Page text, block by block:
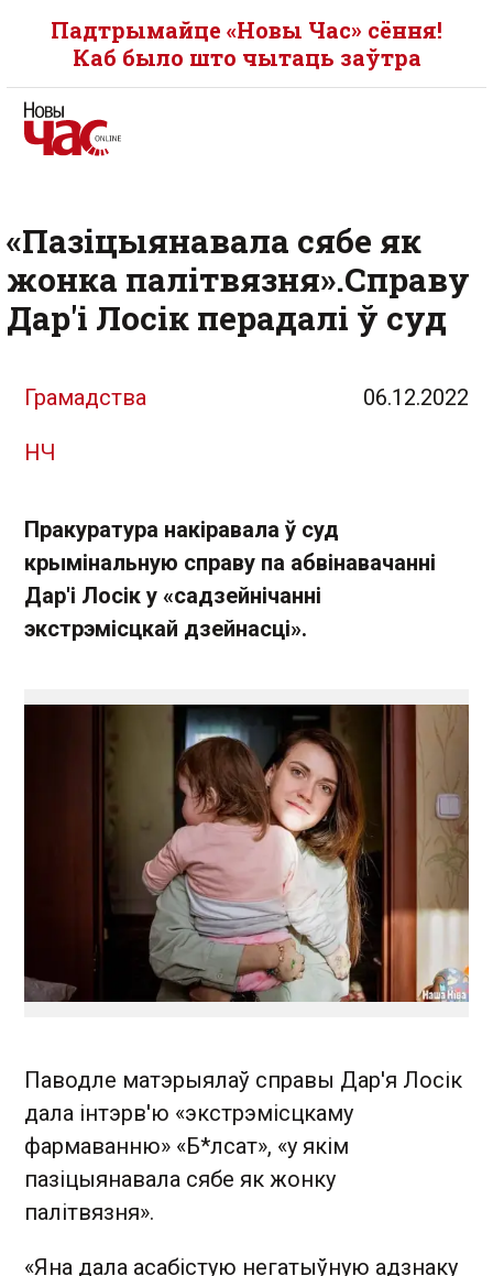
Падтрымайце «Новы Час» сёння!
Каб было што чытаць заўтра
«Пазіцыянавала сябе як
жонка палітвязня».Справу
Дар'і Лосік перадалі ў суд
Грамадства 06.12.2022
НЧ
Пракуратура накіравала ў суд
крымінальную справу па абвінавачанні
Дар'і Лосік у «садзейнічанні
экстрэмісцкай дзейнасці».
Паводле матэрыялаў справы Дар'я Лосік
дала інтэрв'ю «экстрэмісцкаму
фармаванню» «Б*лсат», «у якім
пазіцыянавала сябе як жонку
палітвязня».
« Яна дала асабістую негатыўную адзнаку